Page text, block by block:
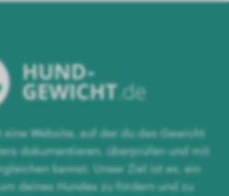
Website, auf der du das Gewicht
dokumentieren, überprüfen und mit
kannst. Unser Ziel ist es, ein
deines Hundes zu fördern und zu